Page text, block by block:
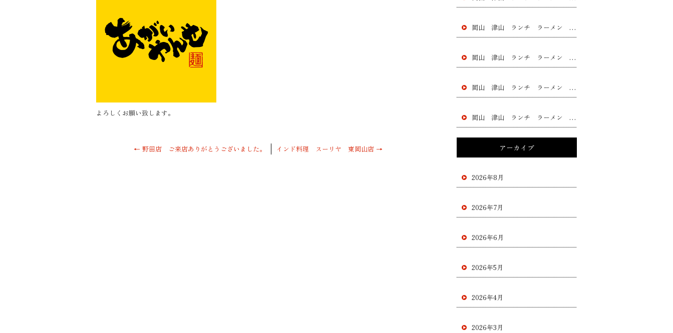
oo
k
よろしくお願い致します。
← 野田店 ご来店ありがとうございました。 インド料理 スーリヤ 東岡山店 →
岡山 津山 ランチ ラーメン 黄ニラ チャー シュー 餃子 フラチャイズ 加盟 レストラン
岡山 津山 ランチ ラーメン 黄ニラ チャー シュー 餃子 フラチャイズ 加盟 レストラン
岡山 津山 ランチ ラーメン 黄ニラ チャー シュー 餃子 フラチャイズ 加盟 レストラン
岡山 津山 ランチ ラーメン 黄ニラ チャー シュー 餃子 フラチャイズ 加盟 レストラン
アーカイブ
2026年8月
2026年7月
2026年6月
2026年5月
2026年4月
2026年3月